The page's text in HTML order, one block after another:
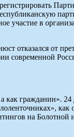
участие в
отказался от
современной
гражданин». 24
как
на Болотной